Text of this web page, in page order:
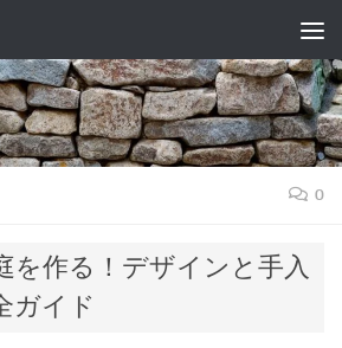
プ
0
を作る！デザインと手入
ガイド